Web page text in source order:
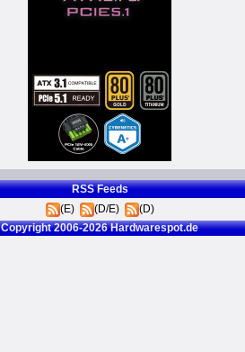
RSS Feeds
(E)
(D/E)
(D)
Copyright 2006-2026 Hardwarespot.de